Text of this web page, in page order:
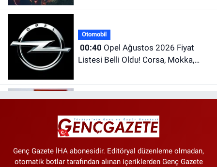
Otomobil
00:40
Listesi Belli Oldu! Corsa, Mokka,
Fiyatları
00:278 Ağustos 2026 Tarihli ve
33334 Sayılı Resmî Gazete
Genç Gazete İHA abonesidir. Editöryal düzenleme olmadan,
otomatik botlar tarafından alınan içeriklerden Genç Gazete